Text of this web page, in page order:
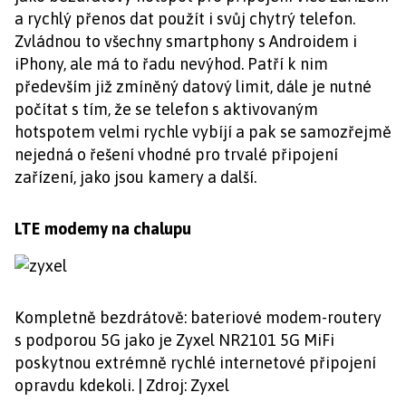
a rychlý přenos dat použít i svůj chytrý telefon.
Zvládnou to všechny smartphony s Androidem i
iPhony, ale má to řadu nevýhod. Patří k nim
především již zmíněný datový limit, dále je nutné
počítat s tím, že se telefon s aktivovaným
hotspotem velmi rychle vybíjí a pak se samozřejmě
nejedná o řešení vhodné pro trvalé připojení
zařízení, jako jsou kamery a další.
LTE modemy na chalupu
Kompletně bezdrátově: bateriové modem-routery
s podporou 5G jako je Zyxel NR2101 5G MiFi
poskytnou extrémně rychlé internetové připojení
opravdu kdekoli. | Zdroj: Zyxel